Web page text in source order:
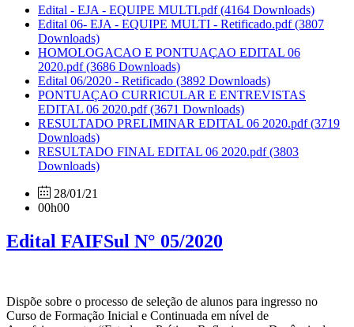
Edital - EJA - EQUIPE MULTI.pdf(4164 Downloads)
Edital 06- EJA - EQUIPE MULTI - Retificado.pdf(3807
Downloads)
HOMOLOGACAO E PONTUAÇAO EDITAL 06
2020.pdf(3686 Downloads)
Edital 06/2020 - Retificado (3892 Downloads)
PONTUAÇAO CURRICULAR E ENTREVISTAS
EDITAL 06 2020.pdf(3671 Downloads)
RESULTADO PRELIMINAR EDITAL 06 2020.pdf(3719
Downloads)
RESULTADO FINAL EDITAL 06 2020.pdf(3803
Downloads)
28/01/21
00h00
Edital FAIFSul N° 05/2020
Dispõe sobre o processo de seleção de alunos para ingresso no
Curso de Formação Inicial e Continuada em nível de